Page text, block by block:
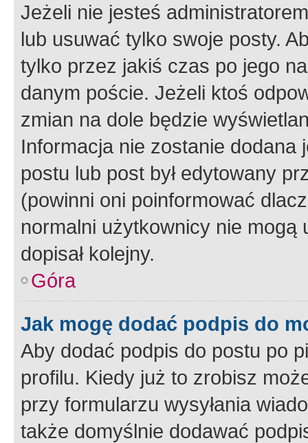
Jeżeli nie jesteś
lub usuwać tylko swoje posty.
tylko przez jakiś czas po jego
danym poście. Jeżeli ktoś
zmian na dole będzie
Informacja nie zostanie dodana
postu lub post był edytowany
(powinni oni poinformować
normalni użytkownicy nie
dopisał kolejny.
Góra
Jak mogę dodać podpis do
Aby dodać podpis do postu po
profilu. Kiedy już to zrobisz
przy formularzu wysyłania
także domyślnie dodawać